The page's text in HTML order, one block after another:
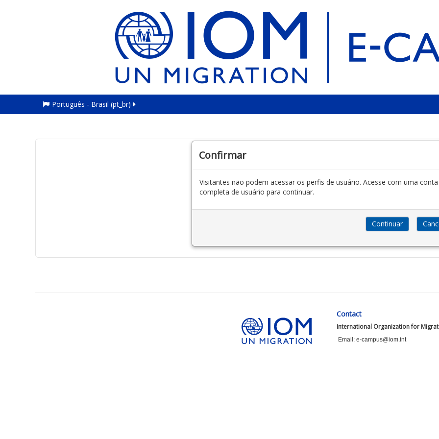
Português - Brasil ‎(pt_br)‎
Confirmar
Visitantes não podem acessar os perfis de usuário. Acesse com uma conta
completa de usuário para continuar.
Contact
International Organization for
Email: e-campus@iom.int